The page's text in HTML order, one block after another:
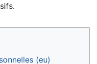
(eu)